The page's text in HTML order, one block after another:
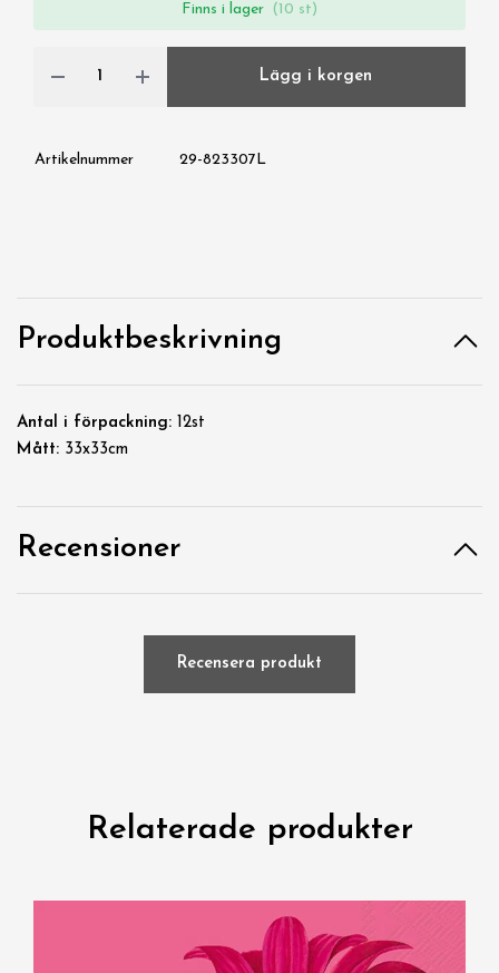
Finns i lager (10 st)
Lägg i korgen
Artikelnummer 29-823307L
Produktbeskrivning
Antal i förpackning: 12st
Mått: 33x33cm
Recensioner
Recensera produkt
Relaterade produkter